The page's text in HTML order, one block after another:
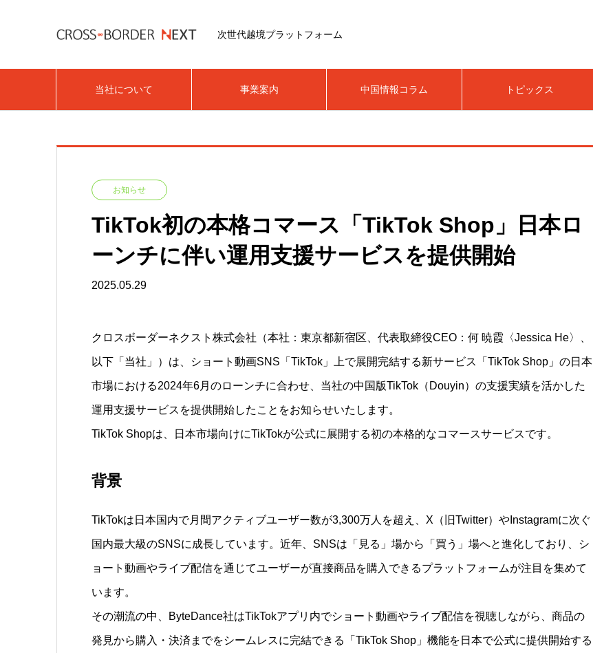
次世代越境プラットフォーム
当社について 事業案内 中国情報コラム トピックス
お知らせ
TikTok初の本格コマース「TikTok Shop」日本ロ
ーンチに伴い運用支援サービスを提供開始
2025.05.29
クロスボーダーネクスト株式会社（本社：東京都新宿区、代表取締役CEO：何 暁霞〈Jessica He〉、
以下「当社」）は、ショート動画SNS「TikTok」上で展開完結する新サービス「TikTok Shop」の日本
市場における2024年6月のローンチに合わせ、当社の中国版TikTok（Douyin）の支援実績を活かした
運用支援サービスを提供開始したことをお知らせいたします。
TikTok Shopは、日本市場向けにTikTokが公式に展開する初の本格的なコマースサービスです。
背景
TikTokは日本国内で月間アクティブユーザー数が3,300万人を超え、X（旧Twitter）やInstagramに次ぐ
国内最大級のSNSに成長しています。近年、SNSは「見る」場から「買う」場へと進化しており、シ
ョート動画やライブ配信を通じてユーザーが直接商品を購入できるプラットフォームが注目を集めて
います。
その潮流の中、ByteDance社はTikTokアプリ内でショート動画やライブ配信を視聴しながら、商品の
発見から購入・決済までをシームレスに完結できる「TikTok Shop」機能を日本で公式に提供開始する